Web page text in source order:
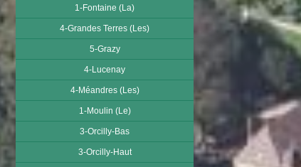
1-Fontaine (La)
4-Grandes Terres (Les)
5-Grazy
4-Lucenay
4-Méandres (Les)
1-Moulin (Le)
3-Orcilly-Bas
3-Orcilly-Haut